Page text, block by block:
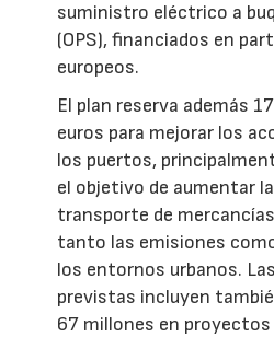
suministro eléctrico a
(OPS), financiados en
europeos.
El plan reserva además
euros para mejorar los
los puertos,
el objetivo de aumentar
transporte de
tanto las emisiones
los entornos urbanos.
previstas incluyen
67 millones en